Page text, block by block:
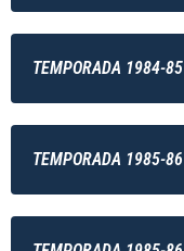
TEMPORADA 1984-85
TEMPORADA 1985-86